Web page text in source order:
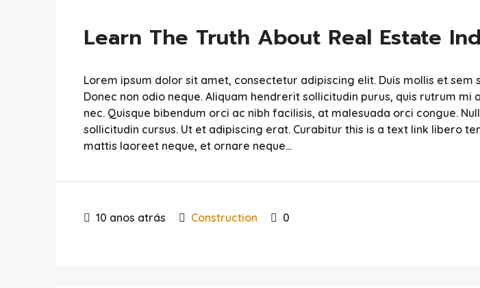
Learn The Truth About Real Estate
Lorem ipsum dolor sit amet, consectetur adipiscing elit. Duis mollis et sem
Donec non odio neque. Aliquam hendrerit sollicitudin purus, quis rutrum mi
nec. Quisque bibendum orci ac nibh facilisis, at malesuada orci congue.
sollicitudin cursus. Ut et adipiscing erat. Curabitur this is a text link libero
mattis laoreet neque, et ornare neque...
10 anos atrás Construction 0